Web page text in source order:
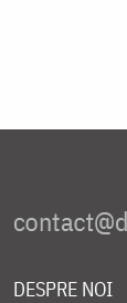
DESPRE NOI